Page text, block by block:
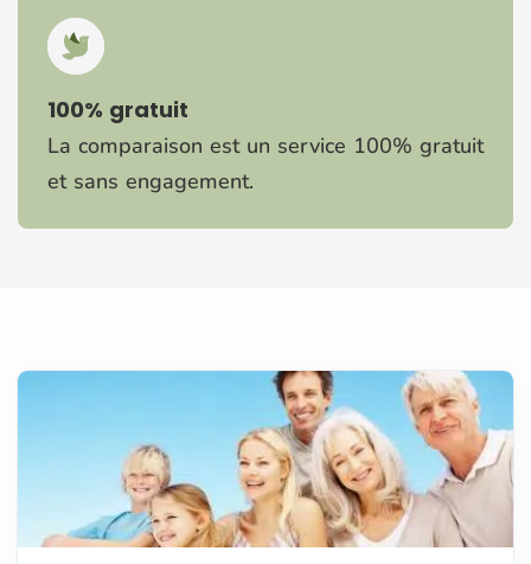
100% gratuit
La comparaison est un service 100% gratuit
et sans engagement.